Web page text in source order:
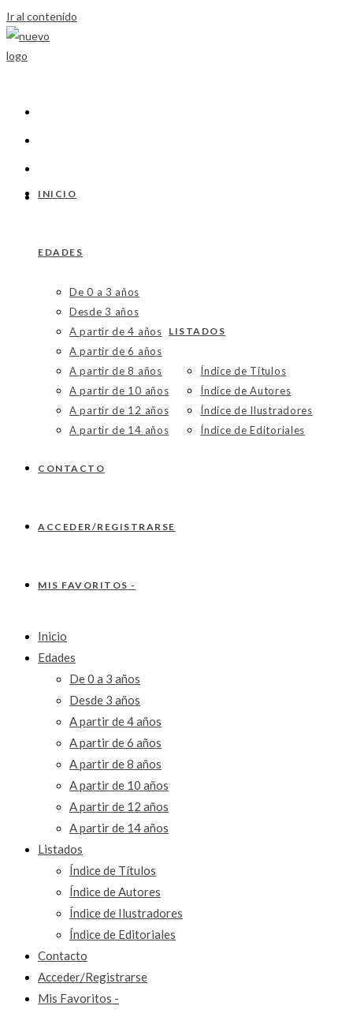
Ir al contenido
INICIO
EDADES
De 0 a 3 años
Desde 3 años
A partir de 4 años
A partir de 6 años
A partir de 8 años
A partir de 10 años
A partir de 12 años
A partir de 14 años
LISTADOS
Índice de Títulos
Índice de Autores
Índice de Ilustradores
Índice de Editoriales
CONTACTO
ACCEDER/REGISTRARSE
MIS FAVORITOS -
Inicio
Edades
De 0 a 3 años
Desde 3 años
A partir de 4 años
A partir de 6 años
A partir de 8 años
A partir de 10 años
A partir de 12 años
A partir de 14 años
Listados
Índice de Títulos
Índice de Autores
Índice de Ilustradores
Índice de Editoriales
Contacto
Acceder/Registrarse
Mis Favoritos -